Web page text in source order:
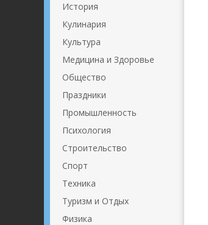
История
Кулинария
Культура
Медицина и Здоровье
Общество
Праздники
Промышленность
Психология
Строительство
Спорт
Техника
Туризм и Отдых
Физика